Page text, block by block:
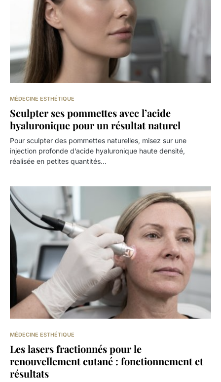
MÉDECINE ESTHÉTIQUE
Sculpter ses pommettes avec l’acide
hyaluronique pour un résultat naturel
Pour sculpter des pommettes naturelles, misez sur une
injection profonde d’acide hyaluronique haute densité,
réalisée en petites quantités…
MÉDECINE ESTHÉTIQUE
Les lasers fractionnés pour le
renouvellement cutané : fonctionnement et
résultats